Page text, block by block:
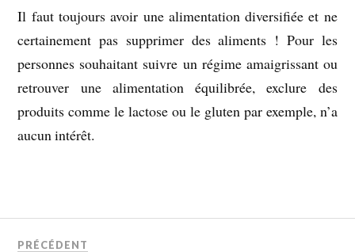
Il faut toujours avoir une alimentation diversifiée et ne
certainement pas supprimer des aliments ! Pour les
personnes souhaitant suivre un régime amaigrissant ou
retrouver une alimentation équilibrée, exclure des
produits comme le lactose ou le gluten par exemple, n’a
aucun intérêt.
PRÉCÉDENT